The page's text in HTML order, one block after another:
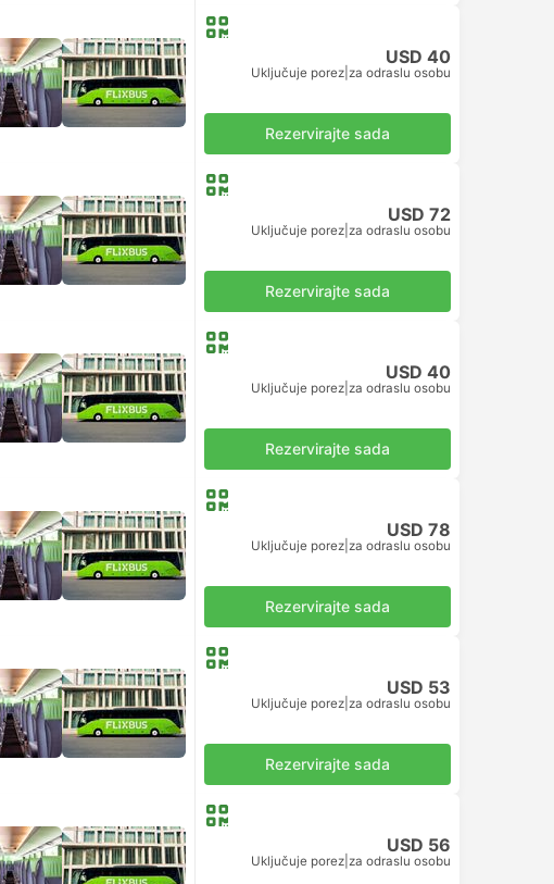
USD 40
Uključuje porez za odraslu osobu
Rezervirajte sada
USD 72
Uključuje porez za odraslu osobu
Rezervirajte sada
USD 40
Uključuje porez za odraslu osobu
Rezervirajte sada
USD 78
Uključuje porez za odraslu osobu
Rezervirajte sada
USD 53
Uključuje porez za odraslu osobu
Rezervirajte sada
USD 56
Uključuje porez za odraslu osobu